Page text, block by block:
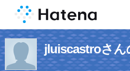
jluiscastroさん